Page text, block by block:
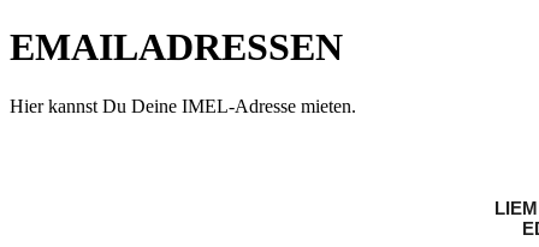
EMAILADRESSEN
Hier kannst Du Deine IMEL-Adresse mieten.